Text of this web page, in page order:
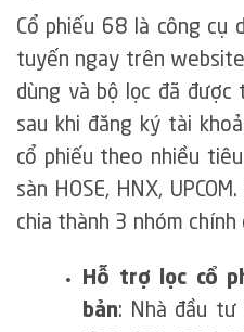
Cổ phiếu 68 là công cụ
tuyến ngay trên
dùng và bộ lọc đã được
sau khi đăng ký tài
cổ phiếu theo nhiều
sàn HOSE, HNX,
chia thành 3 nhóm chính
Hỗ trợ lọc cổ
bản: Nhà đầu tư